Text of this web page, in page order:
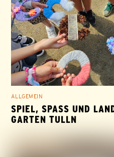
ALLGEMEIN
SPIEL, SPASS UND
ARTEN TULLN